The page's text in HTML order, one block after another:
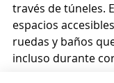
través de túneles.
espacios
ruedas y baños
incluso durante